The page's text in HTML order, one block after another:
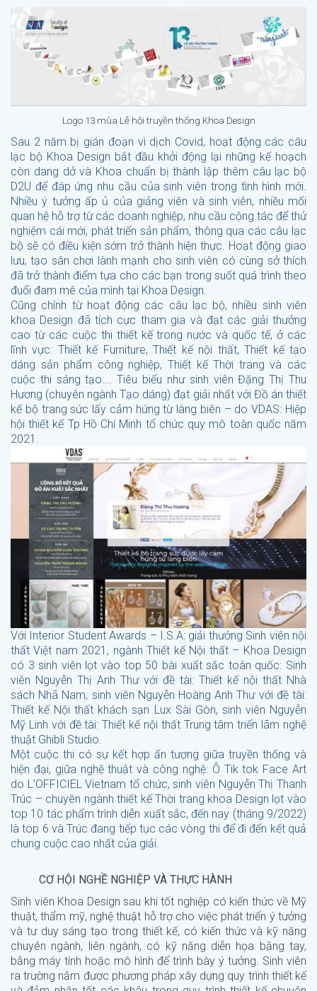
Logo 13 mùa Lễ hội truyền thống Khoa Design
Sau 2 năm bị gián đoạn vì dịch Covid, hoạt động các câu
lạc bộ Khoa Design bắt đầu khởi động lại những kế hoạch
còn dang dở và Khoa chuẩn bị thành lập thêm câu lạc bộ
D2U để đáp ứng nhu cầu của sinh viên trong tình hình mới.
Nhiều ý tưởng ấp ủ của giảng viên và sinh viên, nhiều mối
quan hệ hỗ trợ từ các doanh nghiệp, nhu cầu cộng tác để thử
nghiệm cái mới, phát triển sản phẩm, thông qua các câu lạc
bộ sẽ có điều kiện sớm trở thành hiện thực. Hoạt động giao
lưu, tạo sân chơi lành mạnh cho sinh viên có cùng sở thích
đã trở thành điểm tựa cho các bạn trong suốt quá trình theo
đuổi đam mê của mình tại Khoa Design.
Cũng chính từ hoạt động các câu lạc bộ, nhiều sinh viên
khoa Design đã tích cực tham gia và đạt các giải thưởng
cao từ các cuộc thi thiết kế trong nước và quốc tế, ở các
lĩnh vực: Thiết kế Furniture, Thiết kế nội thất, Thiết kế tạo
dáng sản phẩm công nghiệp, Thiết kế Thời trang và các
cuộc thi sáng tạo…. Tiêu biểu như sinh viên Đặng Thị Thu
Hương (chuyên ngành Tạo dáng) đạt giải nhất với Đồ án thiết
kế bộ trang sức lấy cảm hứng từ làng biên – do VDAS: Hiệp
hội thiết kế Tp Hồ Chí Minh tổ chức quy mô toàn quốc năm
2021.
Với Interior Student Awards – I.S.A: giải thưởng Sinh viên nội
thất Việt nam 2021, ngành Thiết kế Nội thất – Khoa Design
có 3 sinh viên lọt vào top 50 bài xuất sắc toàn quốc: Sinh
viên Nguyễn Thị Anh Thư với đề tài: Thiết kế nội thất Nhà
sách Nhã Nam, sinh viên Nguyễn Hoàng Anh Thư với đề tài:
Thiết kế Nội thất khách sạn Lux Sài Gòn, sinh viên Nguyễn
Mỹ Linh với đề tài: Thiết kế nội thất Trung tâm triển lãm nghệ
thuật Ghibli Studio.
Một cuộc thi có sự kết hợp ấn tượng giữa truyền thống và
hiện đại, giữa nghệ thuật và công nghệ: Ô Tik tok Face Art
do L’OFFICIEL Vietnam tổ chức, sinh viên Nguyễn Thị Thanh
Trúc – chuyên ngành thiết kế Thời trang khoa Design lọt vào
top 10 tác phẩm trình diễn xuất sắc, đến nay (tháng 9/2022)
là top 6 và Trúc đang tiếp tục các vòng thi để đi đến kết quả
chung cuộc cao nhất của giải.
CƠ HỘI NGHỀ NGHIỆP VÀ THỰC HÀNH
Sinh viên Khoa Design sau khi tốt nghiệp có kiến thức về Mỹ
thuật, thẩm mỹ, nghệ thuật hỗ trợ cho việc phát triển ý tưởng
và tư duy sáng tạo trong thiết kế, có kiến thức và kỹ năng
chuyên ngành, liên ngành, có kỹ năng diễn họa bằng tay,
bằng máy tính hoặc mô hình để trình bày ý tưởng. Sinh viên
ra trường nắm được phương pháp xây dựng quy trình thiết kế